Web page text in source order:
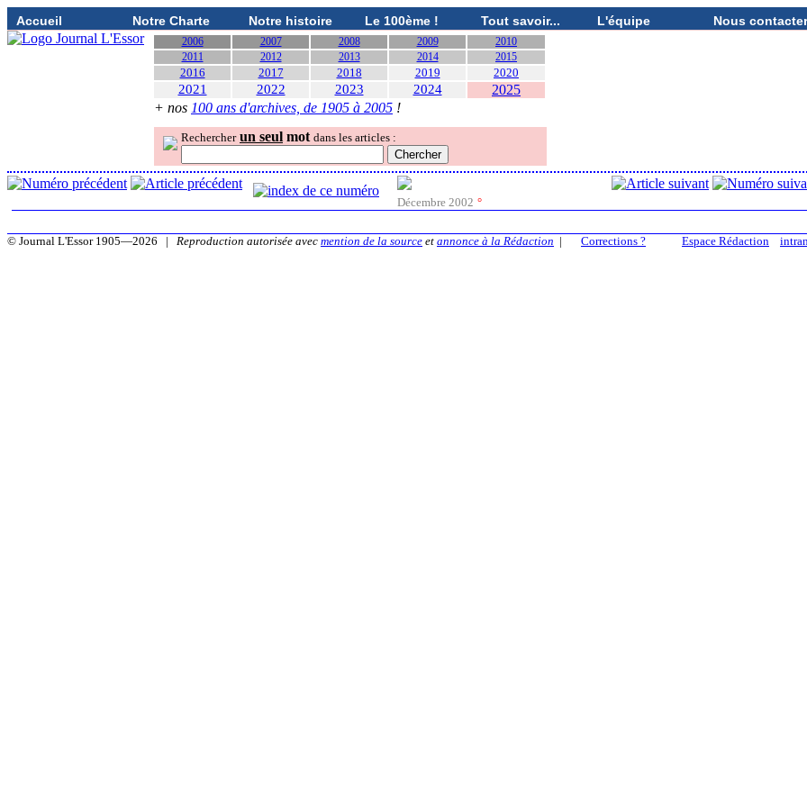
Accueil Notre Charte Notre histoire Le 100ème ! Tout savoir... L'équipe Nous contacter
2006 2007 2008 2009
2010
2011
2012 2013 2014 2015
2016 2017 2018 2019 2020
2021 2022 2023 2024
2025
+ nos 100 ans d'archives, de 1905 à 2005 !
Rechercher un seul mot dans les articles :
Décembre 2002 °
Espace Rédaction
© Journal L'Essor 1905—2026 | Reproduction autorisée avec mention de la source et annonce à la Rédaction | Corrections ?